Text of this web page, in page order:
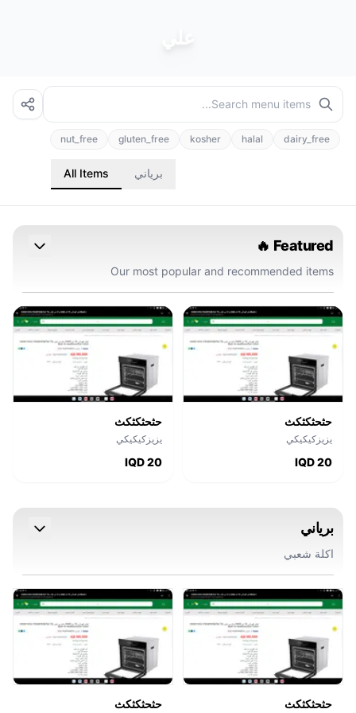
dairy_free
halal
kosher
gluten_free
nut_free
All Items برياني
Featured 🔥
Our most popular and recommended items
حثحثكثكث
يزيزكيكيكي
IQD 20
حثحثكثكث
يزيزكيكيكي
IQD 20
برياني
اكلة شعبي
حثحثكثكث حثحثكثكث